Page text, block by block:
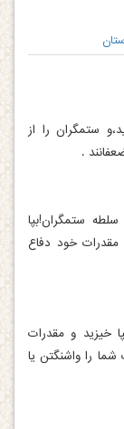
ستمگران را از
.
ستمگران!بپا
خود دفاع
خیزید و مقدرات
را واشنگتن یا